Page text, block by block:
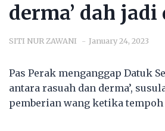
derma’ dah
SITI NUR ZAWANI January 24, 2023
Pas Perak menganggap Datuk
antara rasuah dan derma’,
pemberian wang ketika